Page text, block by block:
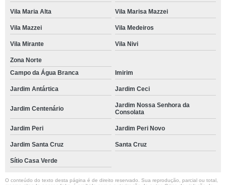
Vila Maria Alta Vila Marisa Mazzei
Vila Mazzei Vila Medeiros
Vila Mirante Vila Nivi
Zona Norte
Campo da Água Branca
Imirim
Jardim Antártica Jardim Ceci
Jardim Centenário
Jardim Nossa Senhora da
Consolata
Jardim Peri Jardim Peri Novo
Jardim Santa Cruz Santa Cruz
Sítio Casa Verde
O conteúdo do texto desta página é de direito reservado. Sua reprodução, parcial ou total,